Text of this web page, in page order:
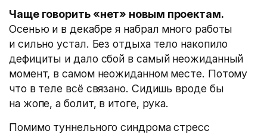
Чаще говорить «нет» новым проектам.
Осенью и в декабре я набрал много работы
и сильно устал. Без отдыха тело накопило
дефициты и дало сбой в самый неожиданный
момент, в самом неожиданном месте. Потому
что в теле всё связано. Сидишь вроде бы
на жопе, а болит, в итоге, рука.
Помимо туннельного синдрома стресс